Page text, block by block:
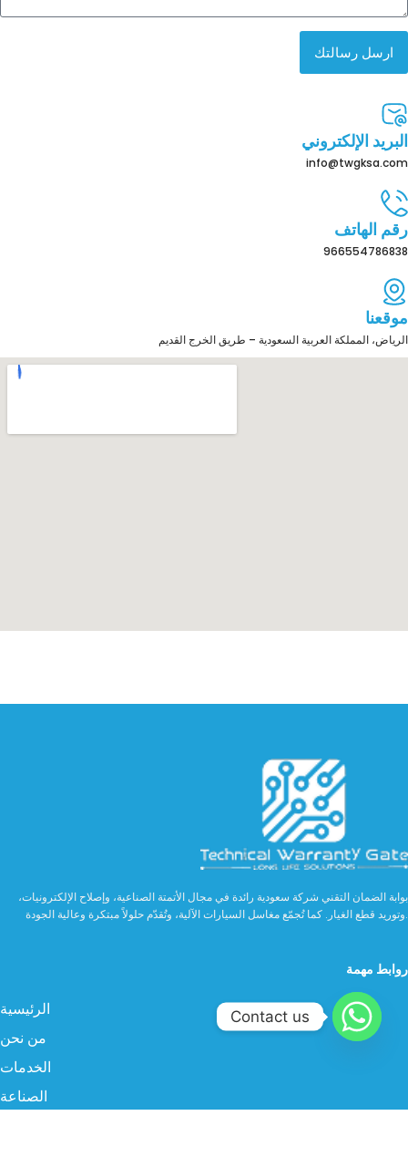
ارسل رسالتك
البريد الإلكتروني
info@twgksa.com
رقم الهاتف
966554786838
موقعنا
الرياض، المملكة العربية السعودية – طريق الخرج القديم
بوابة الضمان التقني شركة سعودية رائدة في مجال الأتمتة الصناعية، وإصلاح الإلكترونيات،
وتوريد قطع الغيار. كما تُجمّع مغاسل السيارات الآلية، وتُقدّم حلولاً مبتكرة وعالية الجودة.
روابط مهمة
الرئيسية
من نحن
الخدمات
الصناعة
Contact us